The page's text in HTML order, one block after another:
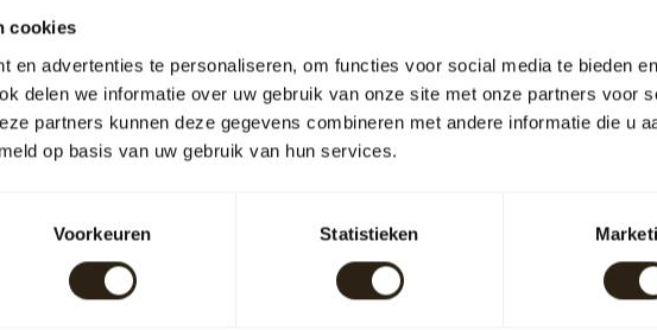
cookies
en advertenties te personaliseren, om functies voor social media te bieden
delen we informatie over uw gebruik van onze site met onze partners voor
partners kunnen deze gegevens combineren met andere informatie die u
op basis van uw gebruik van hun services.
Voorkeuren Statistieken